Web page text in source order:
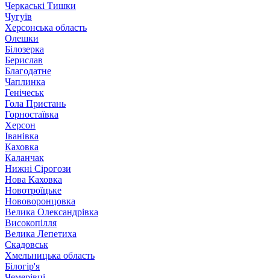
Черкаські Тишки
Чугуїв
Херсонська область
Олешки
Білозерка
Берислав
Благодатне
Чаплинка
Генічеськ
Гола Пристань
Горностаївка
Херсон
Іванівка
Каховка
Каланчак
Нижні Сірогози
Нова Каховка
Новотроїцьке
Нововоронцовка
Велика Олександрівка
Високопілля
Велика Лепетиха
Скадовськ
Хмельницька область
Білогір'я